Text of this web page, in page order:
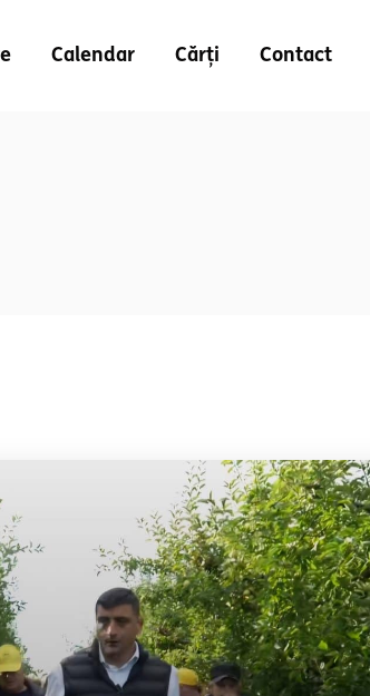
Calendar Cărți Contact